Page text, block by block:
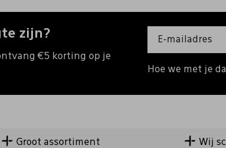
zijn?
€5 korting op je
Hoe we met je
Groot assortiment Wij